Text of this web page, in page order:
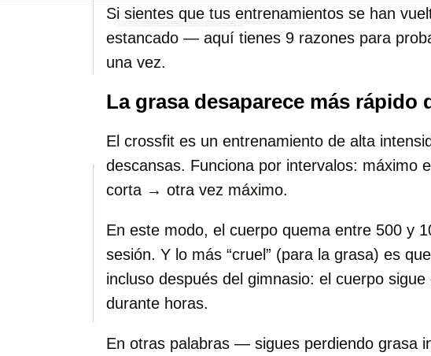
Si sientes que tus entrenamientos se han
estancado — aquí tienes 9 razones para
una vez.
La grasa desaparece más rápido
El crossfit es un entrenamiento de alta
descansas. Funciona por intervalos: máximo
corta → otra vez máximo.
En este modo, el cuerpo quema entre 500 y
sesión. Y lo más “cruel” (para la grasa) es
incluso después del gimnasio: el cuerpo
durante horas.
En otras palabras — sigues perdiendo grasa